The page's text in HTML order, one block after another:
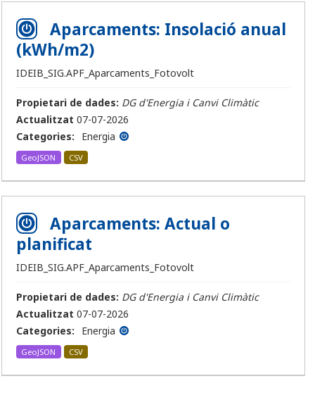
Aparcaments: Insolació anual
(kWh/m2)
IDEIB_SIG.APF_Aparcaments_Fotovolt
Propietari de dades: DG d'Energia i Canvi Climàtic
Actualitzat 07-07-2026
Categories:
Energia
GeoJSON CSV
Aparcaments: Actual o
planificat
IDEIB_SIG.APF_Aparcaments_Fotovolt
Propietari de dades: DG d'Energia i Canvi Climàtic
Actualitzat 07-07-2026
Categories:
Energia
GeoJSON CSV